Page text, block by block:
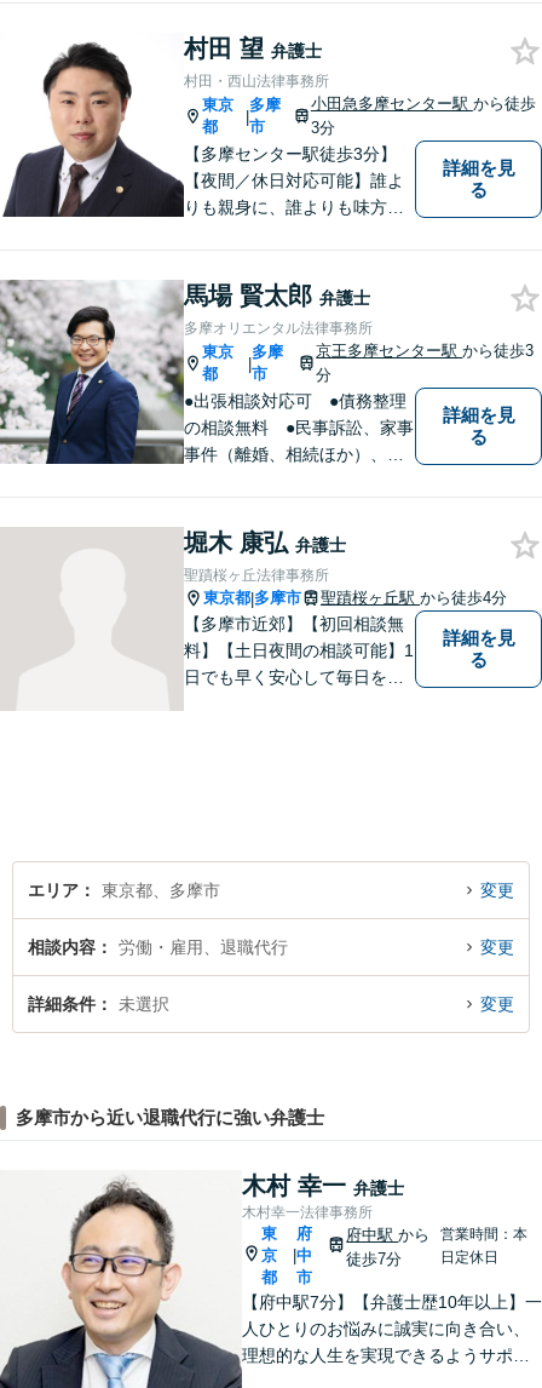
事故、相続、成年後見、不動
産など幅広く法律問題に対応
しますので、お気軽にご相談
を。
村田 望 弁護士
村田・西山法律事務所
東京
都
|
多摩
市
小田急多摩センター駅 から徒歩
3分
【多摩センター駅徒歩3分】
【夜間／休日対応可能】誰よ
りも親身に、誰よりも味方で
婚問題／不動産問題／刑事事
件など、幅広く対応可能。迅
速かつ適切な対応を心掛けて
おります。
詳細を見
る
馬場 賢太郎 弁護士
多摩オリエンタル法律事務所
東京
都
|
多摩
市
京王多摩センター駅から徒歩3
分
●出張相談対応可 ●債務整理
の相談無料 ●民事訴訟、家事
事件（離婚、相続ほか）、法
年事件など
詳細を見
る
堀木 康弘 弁護士
聖蹟桜ヶ丘法律事務所
東京都|多摩市 聖蹟桜ヶ丘駅 から徒歩4分
【多摩市近郊】【初回相談無
料】【土日夜間の相談可能】1
日でも早く安心して毎日を過
詳細を見
る
エリア 東京都、多摩市 変更
相談内容 労働・雇用、退職代行 変更
詳細条件 未選択 変更
多摩市から近い退職代行に強い弁護士
木村 幸一 弁護士
木村幸一法律事務所
東
京
都
府
中
市
府中駅から
徒歩7分
営業時間：本
日定休日
【府中駅7分】【弁護士歴10年以上】一
人ひとりのお悩みに誠実に向き合い、
理想的な人生を実現できるようサポー